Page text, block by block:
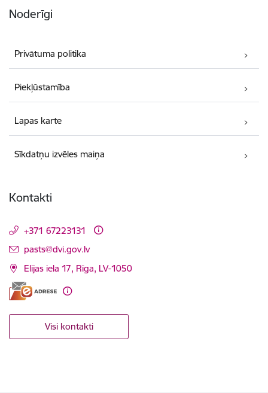
Noderīgi
Privātuma politika
Piekļūstamība
Lapas karte
Sīkdatņu izvēles maiņa
Kontakti
+371 67223131
E-pasts:
pasts@dvi.gov.lv
Elijas iela 17, Rīga, LV-1050
Visi kontakti